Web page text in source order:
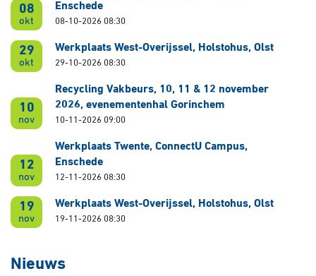
Nieuws
08
okt
Enschede
08-10-2026 08:30
29
okt
Werkplaats West-Overijssel, Holstohus, Olst
29-10-2026 08:30
10
nov
Recycling Vakbeurs, 10, 11 & 12 november
2026, evenementenhal Gorinchem
10-11-2026 09:00
12
nov
Werkplaats Twente, ConnectU Campus,
Enschede
12-11-2026 08:30
19
nov
Werkplaats West-Overijssel, Holstohus, Olst
19-11-2026 08:30